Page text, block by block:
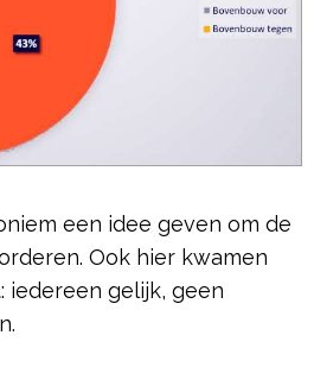
een idee geven om de
Ook hier kwamen
iedereen gelijk, geen